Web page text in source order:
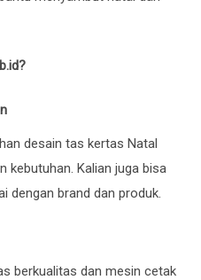
desain tas kertas Natal
kebutuhan. Kalian juga bisa
dengan brand dan produk.
berkualitas dan mesin cetak